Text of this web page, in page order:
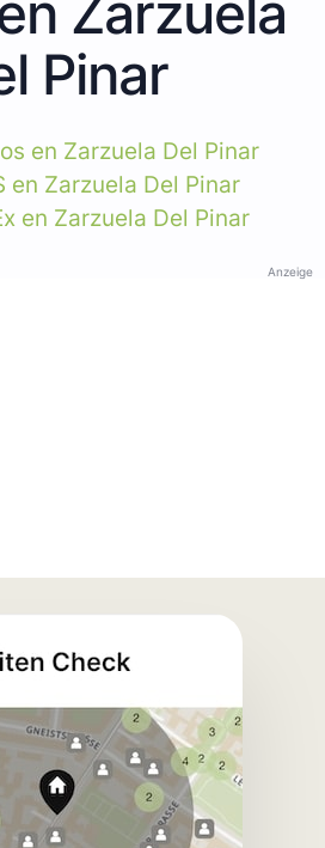
Pinar
en Zarzuela Del Pinar
en Zarzuela Del Pinar
en Zarzuela Del Pinar
Anzeige